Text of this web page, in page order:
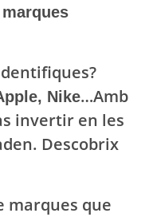
Nike…Amb
invertir en les
Descobrix
marques que